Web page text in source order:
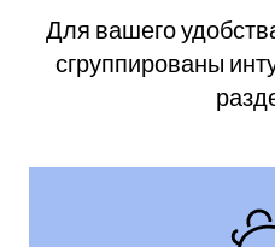
Для вашего
сгруппированы